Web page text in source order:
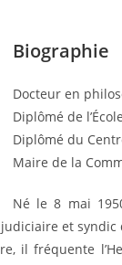
Biographie
Docteur en
Diplômé de
Diplômé du
Maire de la
Né le 8 mai
et syndic
il fréquente